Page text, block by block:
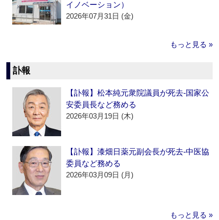
イノベーション）
2026年07月31日 (金)
もっと見る »
訃報
【訃報】松本純元衆院議員が死去‐国家公
安委員長など務める
2026年03月19日 (木)
【訃報】漆畑日薬元副会長が死去‐中医協
委員など務める
2026年03月09日 (月)
もっと見る »